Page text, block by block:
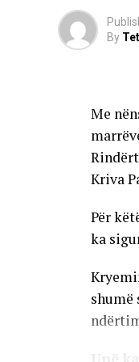
të
kemi
një
parë
Nga
ka një
Nga
100
By
Me
Kriva
Për
ka
shumë